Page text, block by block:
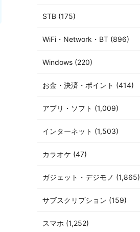
STB (175)
WiFi・Network・BT (896)
Windows (220)
お金・決済・ポイント (414)
アプリ・ソフト (1,009)
インターネット (1,503)
カラオケ (47)
ガジェット・デジモノ (1,865)
サブスクリプション (159)
スマホ (1,252)